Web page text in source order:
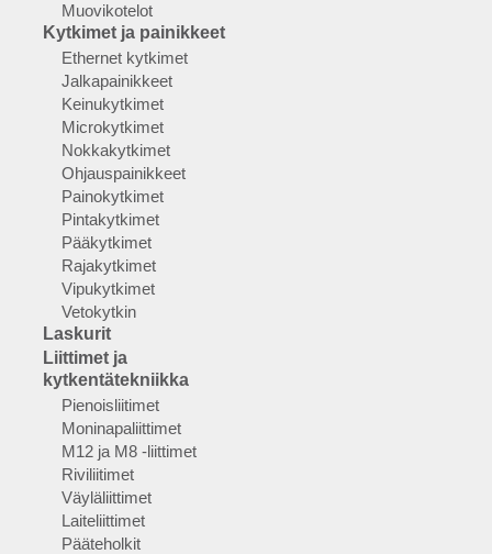
Muovikotelot
Kytkimet ja painikkeet
Ethernet kytkimet
Jalkapainikkeet
Keinukytkimet
Microkytkimet
Nokkakytkimet
Ohjauspainikkeet
Painokytkimet
Pintakytkimet
Pääkytkimet
Rajakytkimet
Vipukytkimet
Vetokytkin
Laskurit
Liittimet ja
kytkentätekniikka
Pienoisliitimet
Moninapaliittimet
M12 ja M8 -liittimet
Riviliitimet
Väyläliittimet
Laiteliittimet
Pääteholkit